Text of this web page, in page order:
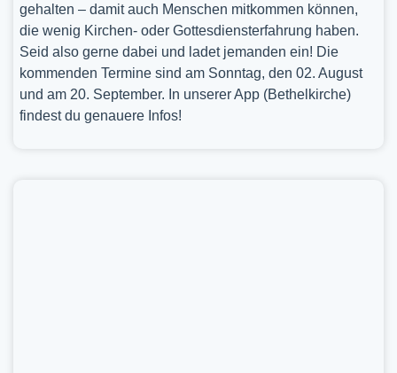
gehalten – damit auch Menschen mitkommen können,
die wenig Kirchen- oder Gottesdiensterfahrung haben.
Seid also gerne dabei und ladet jemanden ein! Die
kommenden Termine sind am Sonntag, den 02. August
und am 20. September. In unserer App (Bethelkirche)
findest du genauere Infos!